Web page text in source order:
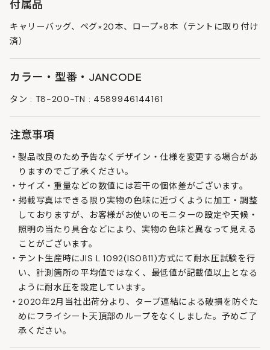
付属品
キャリーバッグ、ペグ×20本、ロープ×8本（テントに取り付け
済）
カラー・型番・JANCODE
タン : T8-200-TN : 4589946144161
注意事項
製品改良のため予告なくデザイン・仕様を変更する場合があ
りますのでご了承ください。
サイズ・重量などの数値には若干の個体差がございます。
掲載写真はできる限り実物の色味に近づくように加工・調整
しておりますが、お客様がお使いのモニターの設定や天候・
照明の当たり具合などにより、実物の色味と異なって見える
ことがございます。
テント生産時にJIS L 1092(ISO811)方式にて耐水圧試験を行
い、計測箇所の平均値ではなく、最低値が記載値以上となる
ように耐水圧を設定しています。
2020年2月当社出荷分より、タープ連結による破損を防ぐた
めにフライシート天頂部のループをなくしました。予めご了
承ください。